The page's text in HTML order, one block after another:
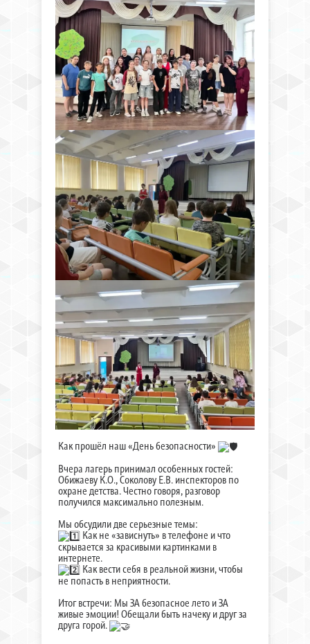
Как прошёл наш «День безопасности»
Вчера лагерь принимал особенных гостей:
Обижаеву К.О., Соколову Е.В. инспекторов по
охране детства. Честно говоря, разговор
получился максимально полезным.
Мы обсудили две серьезные темы:
Как не «зависнуть» в телефоне и что
скрывается за красивыми картинками в
интернете.
Как вести себя в реальной жизни, чтобы
не попасть в неприятности.
Итог встречи: Мы ЗА безопасное лето и ЗА
живые эмоции! Обещали быть начеку и друг за
друга горой.